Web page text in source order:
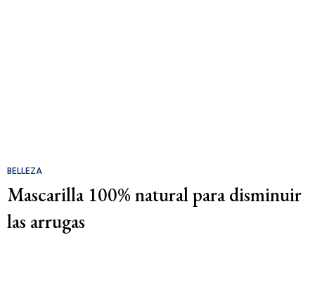
BELLEZA
Mascarilla 100% natural para disminuir
las arrugas